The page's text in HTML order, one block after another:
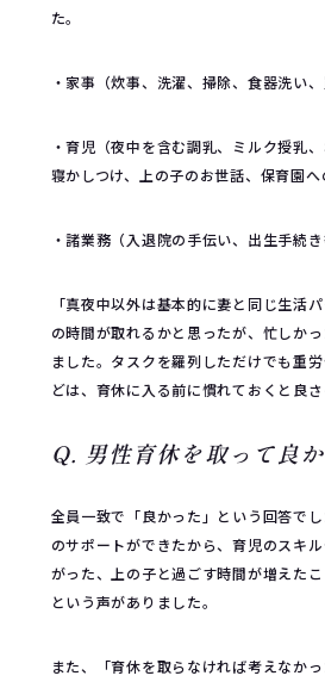
た。
・家事（炊事、洗濯、掃除、食器洗い、
・育児（夜中を含む調乳、ミルク授乳
寝かしつけ、上の子のお世話、保育園へ
・諸業務（入退院の手伝い、出生手続き
「真夜中以外は基本的に妻と同じ生活
の時間が取れるかと思ったが、忙しか
ました。タスクを羅列しただけでも重
どは、育休に入る前に慣れておくと良さ
Q. 男性育休を取って良
全員一致で「良かった」という回答で
のサポートができたから、育児のスキ
がった、上の子と過ごす時間が増えた
という声がありました。
また、「育休を取らなければ考えなか